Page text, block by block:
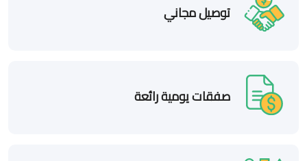
توصيل مجاني
صفقات يومية رائعة